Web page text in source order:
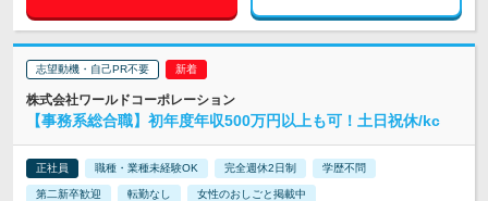
志望動機・自己PR不要
株式会社ワールドコーポレーション
【事務系総合職】初年度年収500万円以上も可！土日祝休/kc
正社員 職種・業種未経験OK 完全週休2日制 学歴不問
第二新卒歓迎 転勤なし 女性のおしごと掲載中